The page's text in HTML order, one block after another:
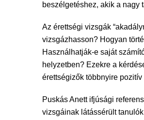
beszélgetéshez, akik a nagy
Az érettségi vizsgák
vizsgázhasson? Hogyan
Használhatják-e saját
helyzetben? Ezekre a
érettségizők többnyire
Puskás Anett ifjúsági
vizsgáinak látássérült